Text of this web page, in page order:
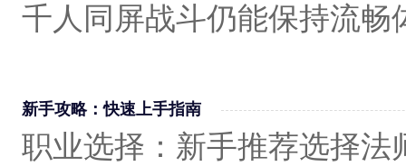
千人同屏战斗仍能保持流畅
新手攻略：快速上手指南
职业选择‌：新手推荐选择法